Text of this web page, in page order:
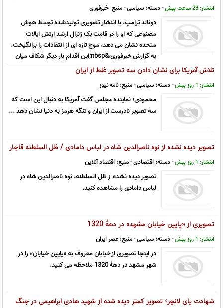
نظامی آمریکا!
انتشار: 23 ساعت پیش - دسته: سیاسی- منبع: خبرفوری
دونالد ترامپ، با انتشار تصویری تولیدشده توسط هوش
مصنوعی که او را در قامت یک ژنرال ارشد ارتش ایالات
متحده نشان می دهد، موج تازه ای از انتقادات را برانگیخت.
به گزارش خبرفوری،&nbsp;این اقدام بار دیگر شکاف میان
تصویر &laquo;قهرمان نظامی&raquo; که ترامپ می کوشد از خود ارائ ...
تلاش آمریکا برای نشان دادن سه تصویر غلط از ایران
انتشار: 1 روز پیش - دسته: سیاسی- منبع:نامه نیوز
محمودی؛ نماینده مجلس گفت آمریکا به دنبال این است که
سه تصویر نادرست از ایران و تنگه هرمز به دنیا نشان دهد ...
تصویر دیده نشده از نوه ناصرالدین شاه در لباس دامادی / ظل السلطنه قاجار
که بود؟
انتشار: 1 روز پیش - دسته: اقتصادی- منبع: اقتصاد آنلاین
تصویر دیده نشده از ظل السلطنه، نوه ناصرالدین شاه در
لباس دامادی را مشاهده کنید.
تصویری از «پایین خیابان مشهد» در دهۀ 1320
انتشار: 1 روز پیش - دسته: سیاسی- منبع: عصر ایران
در اینجا تصویری از خیابان معروف به «پایین خیابان» را در
شهر مشهد در دهۀ 1320 ملاحظه می کنید.
شهادت پای لانچر؛ تصویر کمتر دیده شده از شهید هادی ابراهیمی در جنگ